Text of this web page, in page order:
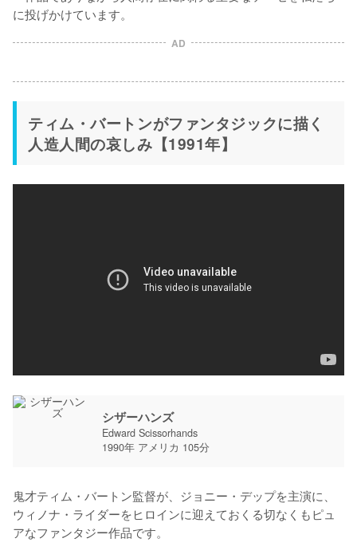
AD
ティム・バートンがファンタジックに描く
人造人間の哀しみ【1991年】
シザーハンズ
Edward Scissorhands
1990年 アメリカ 105分
鬼才ティム・バートン監督が、ジョニー・デップを主演に、
ウィノナ・ライダーをヒロインに迎えておくる切なくもピュ
アなファンタジー作品です。